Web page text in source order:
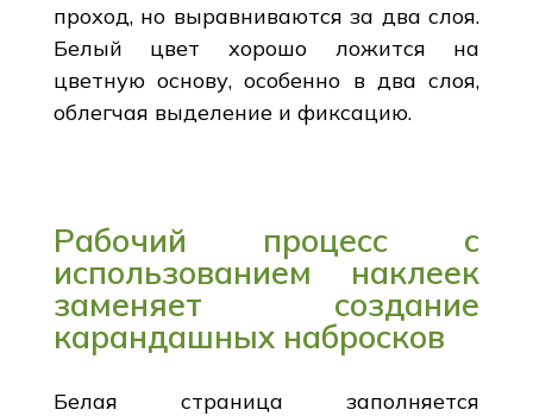
проход, но выравниваются за два слоя.
Белый цвет хорошо ложится на
цветную основу, особенно в два слоя,
облегчая выделение и фиксацию.
Рабочий процесс с
использованием наклеек
заменяет создание
карандашных набросков
Белая страница заполняется